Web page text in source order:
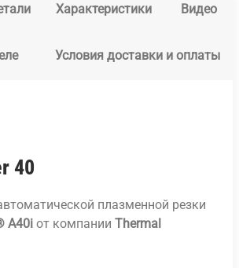
Характеристики Видео
Условия доставки и оплаты
40
плазменной резки
А40i от компании Thermal